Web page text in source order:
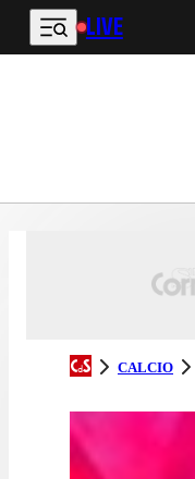
Vai al contenuto principale
LIVE
CALCIO